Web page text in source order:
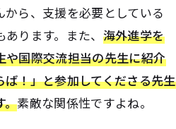
ら、支援を必要としている
ります。また、 海外進学を
国際交流担当の先生に紹介
！」と参加してくださる先生
。素敵な関係性ですよね。